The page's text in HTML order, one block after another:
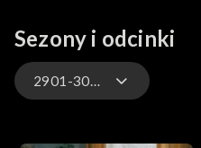
Sezony i odcinki
2901-3000